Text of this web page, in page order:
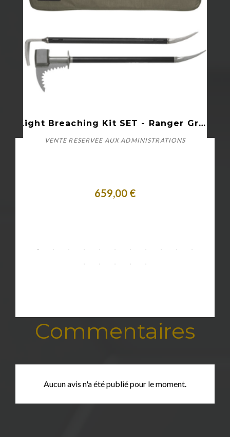
Light Breaching Kit SET - Ranger Green
VENTE RESERVEE AUX ADMINISTRATIONS
659,00 €
Commentaires
Aucun avis n'a été publié pour le moment.